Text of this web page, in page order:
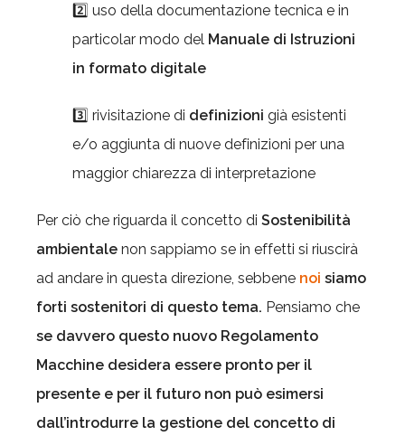
2️⃣ uso della documentazione tecnica e in
particolar modo del Manuale di Istruzioni
in formato digitale
3️⃣ rivisitazione di definizioni già esistenti
e/o aggiunta di nuove definizioni per una
maggior chiarezza di interpretazione
Per ciò che riguarda il concetto di Sostenibilità
ambientale non sappiamo se in effetti si riuscirà
ad andare in questa direzione, sebbene noi siamo
forti sostenitori di questo tema. Pensiamo che
se davvero questo nuovo Regolamento
Macchine desidera essere pronto per il
presente e per il futuro non può esimersi
dall’introdurre la gestione del concetto di